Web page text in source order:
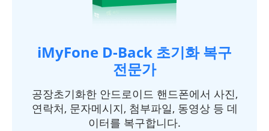
iMyFone D-Back 초기화 복구
전문가
공장초기화한 안드로이드 핸드폰에서 사진,
연락처, 문자메시지, 첨부파일, 동영상 등 데
이터를 복구합니다.